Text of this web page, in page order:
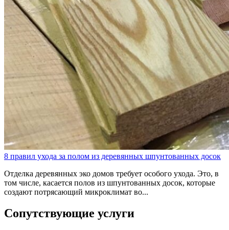
8 правил ухода за полом из деревянных шпунтованных досок
Отделка деревянных эко домов требует особого ухода. Это, в
том числе, касается полов из шпунтованных досок, которые
создают потрясающий микроклимат во...
Сопутствующие услуги